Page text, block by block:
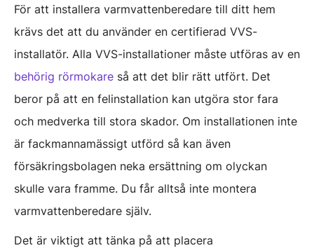
För att installera varmvattenberedare till ditt hem
krävs det att du använder en certifierad VVS-
installatör. Alla VVS-installationer måste utföras av en
behörig rörmokare så att det blir rätt utfört. Det
beror på att en felinstallation kan utgöra stor fara
och medverka till stora skador. Om installationen inte
är fackmannamässigt utförd så kan även
försäkringsbolagen neka ersättning om olyckan
skulle vara framme. Du får alltså inte montera
varmvattenberedare själv.
Det är viktigt att tänka på att placera